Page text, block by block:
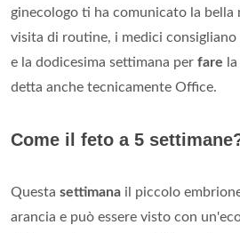
ginecologo ti ha comunicato la bella
visita di routine, i medici
e la dodicesima settimana per fare
detta anche tecnicamente Office.
Come il feto a 5
Questa settimana il piccolo
arancia e può essere visto con